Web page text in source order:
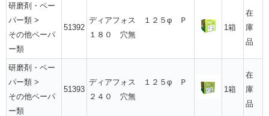
研磨剤・ペー
パー類 >
その他ペーパ
ー類
51392
ディアフォス １２５φ Ｐ
１８０ 穴無
1箱
在
庫
品
研磨剤・ペー
パー類 >
その他ペーパ
ー類
51393
ディアフォス １２５φ Ｐ
２４０ 穴無
1箱
在
庫
品